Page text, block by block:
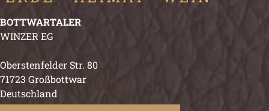
BOTTWARTALER
WINZER EG
Oberstenfelder Str. 80
71723 Großbottwar
Deutschland